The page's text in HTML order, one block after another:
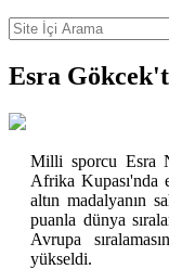
Esra
Milli sporcu Esra
Afrika Kupası'nda
altın madalyanın
puanla dünya
Avrupa
yükseldi.